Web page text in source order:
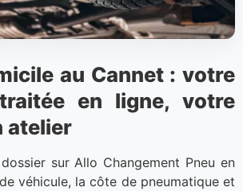
au Cannet : votre
en ligne, votre
atelier
sur Allo Changement Pneu en
véhicule, la côte de pneumatique et